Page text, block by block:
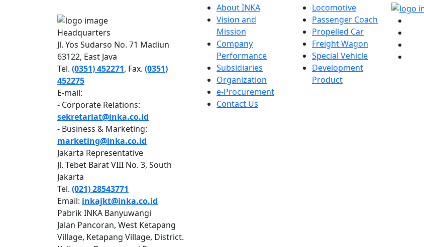
Headquarters
Jl. Yos Sudarso No. 71 Madiun
63122, East Java
Tel. (0351) 452271, Fax. (0351)
452275
E-mail:
- Corporate Relations:
sekretariat@inka.co.id
- Business & Marketing:
marketing@inka.co.id
Jakarta Representative
Jl. Tebet Barat VIII No. 3, South
Jakarta
Tel. (021) 28543771
Email: inkajkt@inka.co.id
Pabrik INKA Banyuwangi
Jalan Pancoran, West Ketapang
Village, Ketapang Village, District.
About INKA
Vision and
Mission
Company
Performance
Subsidiaries
Organization
e-Procurement
Contact Us
Locomotive
Passenger Coach
Propelled Car
Freight Wagon
Special Vehicle
Development
Product